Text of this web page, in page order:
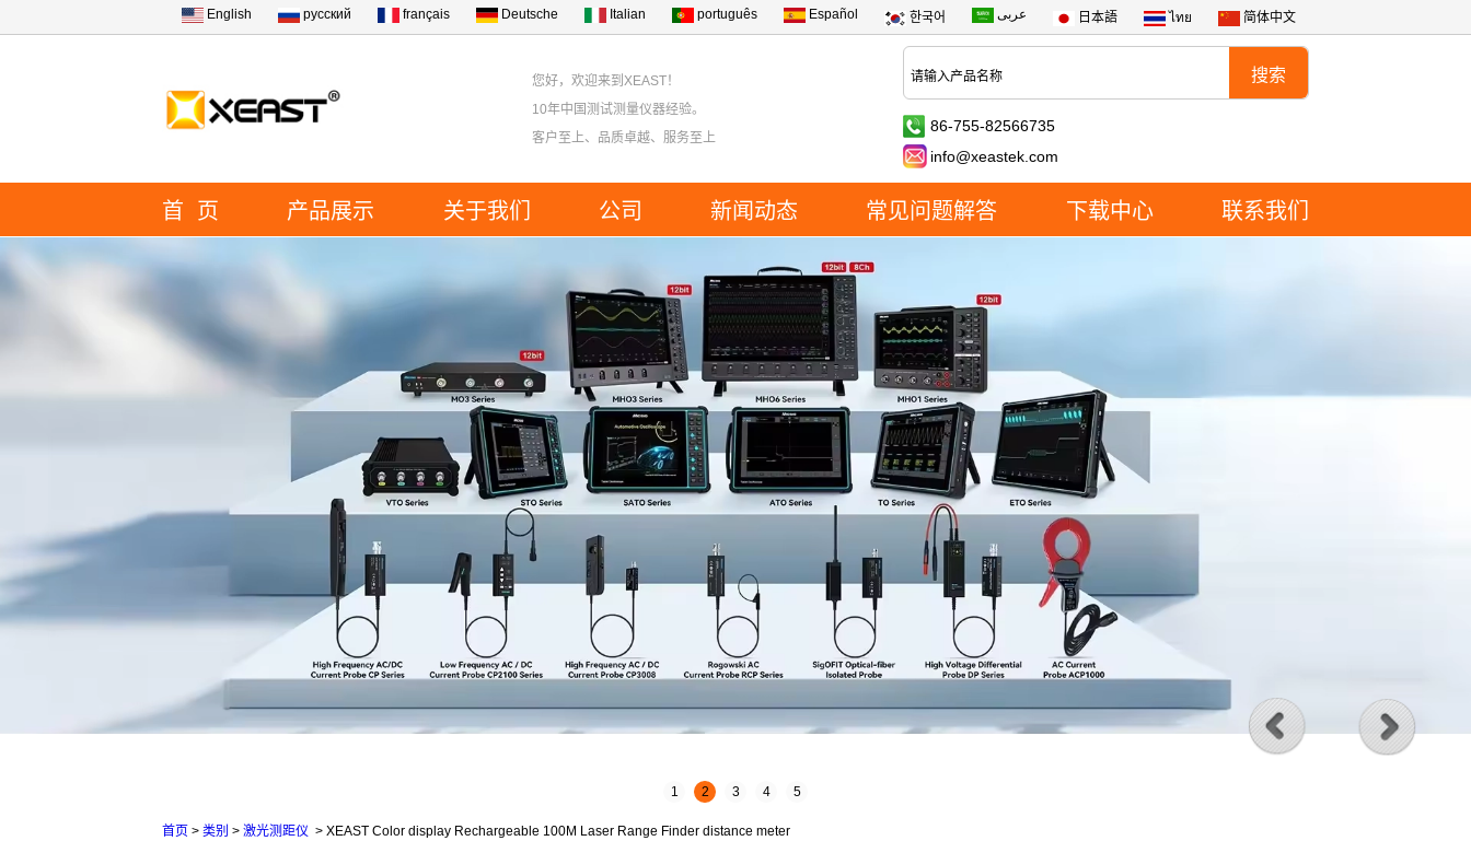
English русский français Deutsche Italian português Español 한국어 عربى 日本語 ไทย 简体中文
您好，欢迎来到XEAST！
10年中国测试测量仪器经验。
客户至上、品质卓越、服务至上
86-755-82566735
info@xeastek.com
首 页 产品展示 关于我们 公司 新闻动态 常见问题解答 下载中心 联系我们
1 2 3 4 5
首页 > 类别 > 激光测距仪 > XEAST Color display Rechargeable 100M Laser Range Finder distance meter